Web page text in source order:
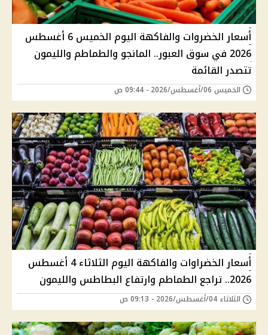
أسعار الخضروات والفاكهة اليوم الخميس 6 أغسطس
2026 في سوق العبور.. المانجو والطماطم والليمون
تتصدر القائمة
الخميس 06/أغسطس/2026 - 09:44 ص
أسعار الخضراوات والفاكهة اليوم الثلاثاء 4 أغسطس
2026.. تراجع الطماطم وارتفاع البطاطس والليمون
الثلاثاء 04/أغسطس/2026 - 09:13 ص